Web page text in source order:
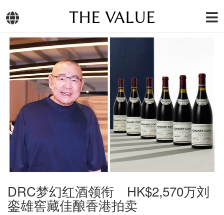
THE VALUE
DRC梦幻红酒领衔 HK$2,570万刘
銮雄窖藏佳酿香港拍卖